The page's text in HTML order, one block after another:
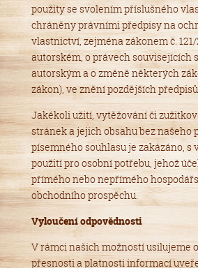
použity se svolením příslušného
chráněny právními předpisy na
vlastnictví, zejména zákonem č. 121/
autorském, o právech souvisejících
autorským a o změně některých
zákon), ve znění pozdějších
Jakékoli užití, vytěžování či
stránek a jejich obsahu bez našeho
písemného souhlasu je zakázáno, s
použití pro osobní potřebu, jehož
přímého nebo nepřímého
obchodního prospěchu.
Vyloučení odpovědnosti
V rámci našich možností usilujeme
přesnosti a platnosti informací